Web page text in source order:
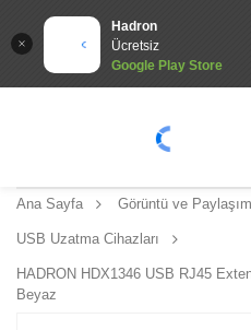
Hadron
Ücretsiz
Google Play Store
Ana Sayfa Görüntü ve
USB Uzatma Cihazları
HADRON HDX1346 USB RJ45
Beyaz